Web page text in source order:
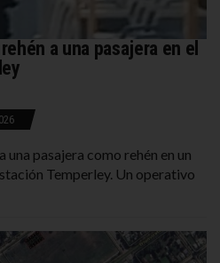
a una pasajera en el
pasajera como rehén en un
Temperley. Un operativo